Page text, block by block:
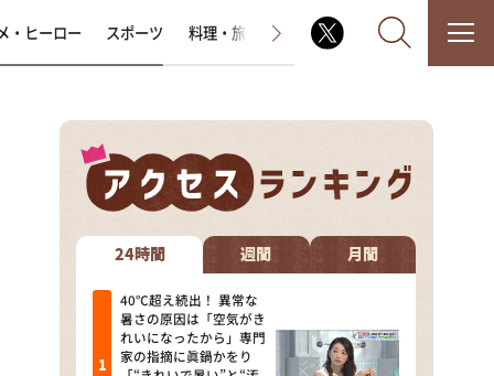
なるみ・岡村の過ぎるTV
相席食堂
これ余談なんですけど・・・
～人生密着トークバラエティ！
～ やすとものいたって真剣です
・ヒーロー スポーツ 料理・旅 ラジオ番組 その他
24時間 週間 月間
40℃超え続出！ 異常な
暑さの原因は「空気がき
れいになったから」専門
家の指摘に眞鍋かをり